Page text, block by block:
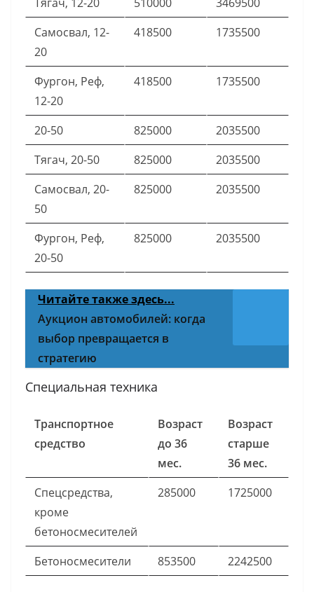
Самосвал, 12-
20
418500 1735500
Фургон, Реф,
12-20
418500 1735500
20-50 825000
2035500
Тягач, 20-50
825000
2035500
Самосвал, 20-
50
825000 2035500
Фургон, Реф,
20-50
825000 2035500
Читайте также здесь...
Аукцион автомобилей: когда
выбор превращается в
стратегию
Специальная техника
Транспортное
средство
Возраст
до 36
мес.
Возраст
старше
36 мес.
Спецсредства,
кроме
бетоносмесителей
285000 1725000
Бетоносмесители 853500 2242500